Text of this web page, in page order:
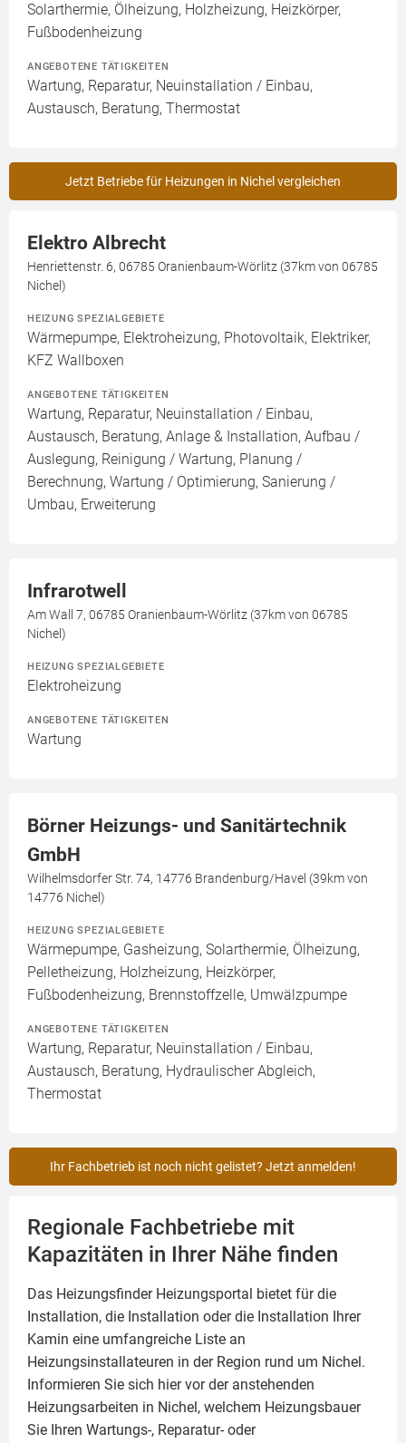
Solarthermie, Ölheizung, Holzheizung, Heizkörper,
Fußbodenheizung
ANGEBOTENE TÄTIGKEITEN
Wartung, Reparatur, Neuinstallation / Einbau,
Austausch, Beratung, Thermostat
Jetzt Betriebe für Heizungen in Nichel vergleichen
Elektro Albrecht
Henriettenstr. 6, 06785 Oranienbaum-Wörlitz (37km von 06785
Nichel)
HEIZUNG SPEZIALGEBIETE
Wärmepumpe, Elektroheizung, Photovoltaik, Elektriker,
KFZ Wallboxen
ANGEBOTENE TÄTIGKEITEN
Wartung, Reparatur, Neuinstallation / Einbau,
Austausch, Beratung, Anlage & Installation, Aufbau /
Auslegung, Reinigung / Wartung, Planung /
Berechnung, Wartung / Optimierung, Sanierung /
Umbau, Erweiterung
Infrarotwell
Am Wall 7, 06785 Oranienbaum-Wörlitz (37km von 06785
Nichel)
HEIZUNG SPEZIALGEBIETE
Elektroheizung
ANGEBOTENE TÄTIGKEITEN
Wartung
Börner Heizungs- und Sanitärtechnik
GmbH
Wilhelmsdorfer Str. 74, 14776 Brandenburg/Havel (39km von
14776 Nichel)
HEIZUNG SPEZIALGEBIETE
Wärmepumpe, Gasheizung, Solarthermie, Ölheizung,
Pelletheizung, Holzheizung, Heizkörper,
Fußbodenheizung, Brennstoffzelle, Umwälzpumpe
ANGEBOTENE TÄTIGKEITEN
Wartung, Reparatur, Neuinstallation / Einbau,
Austausch, Beratung, Hydraulischer Abgleich,
Thermostat
Ihr Fachbetrieb ist noch nicht gelistet? Jetzt anmelden!
Regionale Fachbetriebe mit
Kapazitäten in Ihrer Nähe finden
Das Heizungsfinder Heizungsportal bietet für die
Installation, die Installation oder die Installation Ihrer
Kamin eine umfangreiche Liste an
Heizungsinstallateuren in der Region rund um Nichel.
Informieren Sie sich hier vor der anstehenden
Heizungsarbeiten in Nichel, welchem Heizungsbauer
Sie Ihren Wartungs-, Reparatur- oder